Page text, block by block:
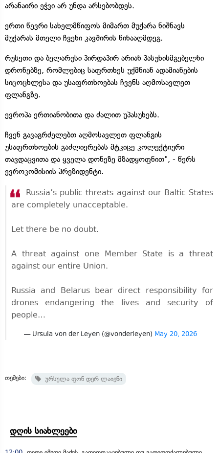
არანაირი ეჭვი არ უნდა არსებობდეს.
ერთი წევრი სახელმწიფოს მიმართ მუქარა ნიშნავს
მუქარას მთელი ჩვენი კავშირის წინააღმდეგ.
რუსეთი და ბელარუსი პირდაპირ არიან პასუხისმგებელნი
დრონებზე, რომლებიც საფრთხეს უქმნიან ადამიანების
სიცოცხლესა და უსაფრთხოებას ჩვენს აღმოსავლეთ
ფლანგზე.
ევროპა ერთიანობითა და ძალით უპასუხებს.
ჩვენ გავაგრძელებთ აღმოსავლეთ ფლანგის
უსაფრთხოების გაძლიერებას მტკიცე კოლექტიური
თავდაცვითა და ყველა დონეზე მზადყოფნით", - წერს
ევროკომისიის პრეზიდენტი.
Russia’s public threats against our Baltic States
are completely unacceptable.
Let there be no doubt.
A threat against one Member State is a threat
against our entire Union.
Russia and Belarus bear direct responsibility for
drones endangering the lives and security of
people…
— Ursula von der Leyen (@vonderleyen) May 20, 2026
თემები: ურსულა ფონ დერ ლაიენი
დღის სიახლეები